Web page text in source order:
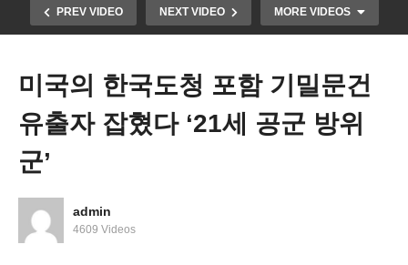
PREV VIDEO NEXT VIDEO MORE VIDEOS
미국 남편 많이 버는 가정 감소하고 동등한 맞벌이
증가
미국의 한국도청 포함 기밀문건
유출자 잡혔다 ‘21세 공군 방위
군’
admin
4609 Videos